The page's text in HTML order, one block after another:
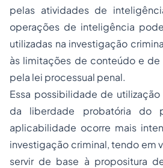
pelas atividades de
operações de inteligência
utilizadas na investigação
às limitações de conteúdo e
pela lei processual penal.
Essa possibilidade de
da liberdade probatória do
aplicabilidade ocorre mais
investigação criminal, tendo em
servir de base à propositura